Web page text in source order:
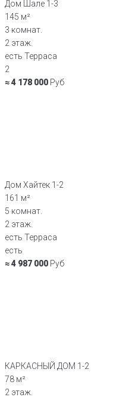
Дом Шале 1-3
145 м²
3 комнат.
2 этаж.
есть Терраса
2
≈ 4 178 000 Руб
Дом Хайтек 1-2
161 м²
5 комнат.
2 этаж.
есть Терраса
есть
≈ 4 987 000 Руб
КАРКАСНЫЙ ДОМ 1-2
78 м²
2 этаж.